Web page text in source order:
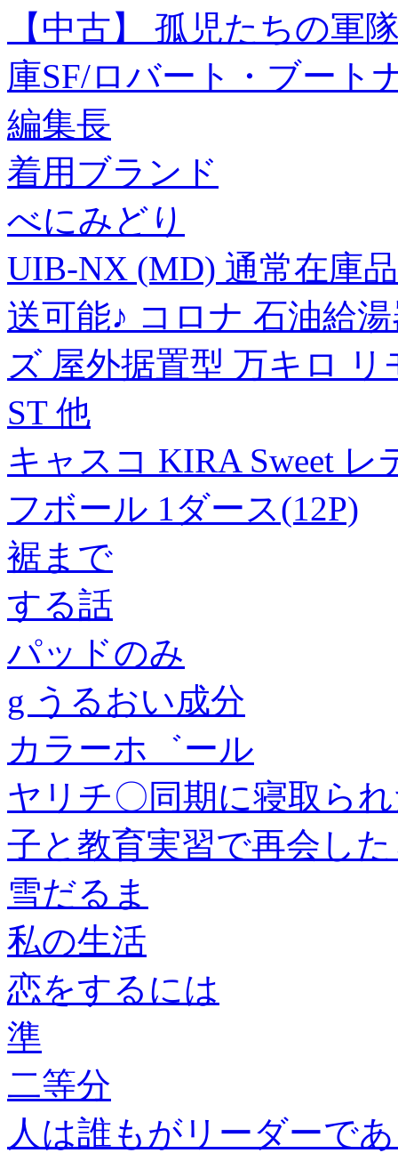
【中古】 孤児たちの軍
庫SF/ロバート・ブート
編集長
着用ブランド
べにみどり
UIB-NX (MD) 通常在庫
送可能♪ コロナ 石油給
ズ 屋外据置型 万キロ リ
ST 他
キャスコ KIRA Sweet
フボール 1ダース(12P)
裾まで
する話
パッドのみ
g うるおい成分
カラーホ゛ール
ヤリチ〇同期に寝取ら
子と教育実習で再会し
雪だるま
私の生活
恋をするには
準
二等分
人は誰もがリーダーで